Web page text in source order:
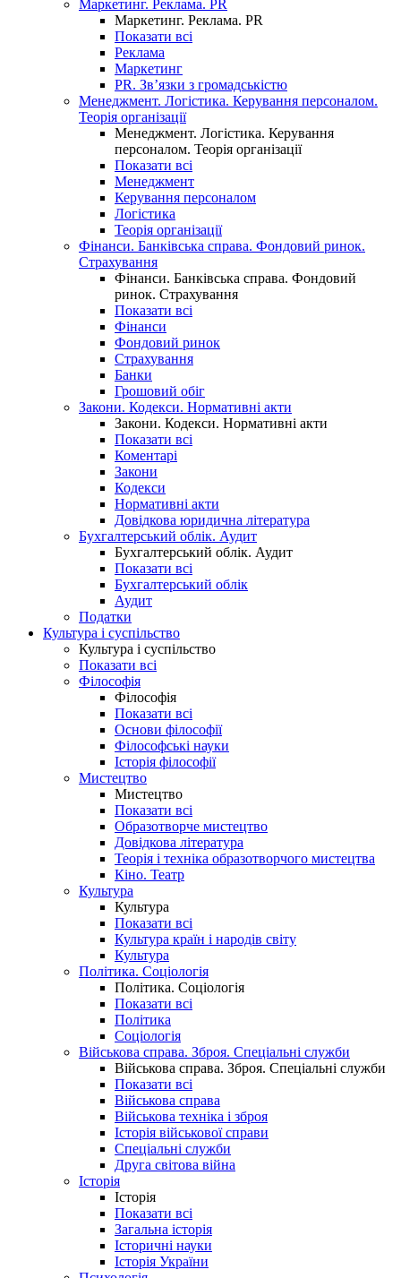
Маркетинг. Реклама. PR
Маркетинг. Реклама. PR
Показати всі
Реклама
Маркетинг
PR. Зв’язки з громадськістю
Менеджмент. Логістика. Керування персоналом.
Теорія організації
Менеджмент. Логістика. Керування
персоналом. Теорія організації
Показати всі
Менеджмент
Керування персоналом
Логістика
Теорія організації
Фінанси. Банківська справа. Фондовий ринок.
Страхування
Фінанси. Банківська справа. Фондовий
ринок. Страхування
Показати всі
Фінанси
Фондовий ринок
Страхування
Банки
Грошовий обіг
Закони. Кодекси. Нормативні акти
Закони. Кодекси. Нормативні акти
Показати всі
Коментарі
Закони
Кодекси
Нормативні акти
Довідкова юридична література
Бухгалтерський облік. Аудит
Бухгалтерський облік. Аудит
Показати всі
Бухгалтерський облік
Аудит
Податки
Культура і суспільство
Культура і суспільство
Показати всі
Філософія
Філософія
Показати всі
Основи філософії
Філософські науки
Історія філософії
Мистецтво
Мистецтво
Показати всі
Образотворче мистецтво
Довідкова література
Теорія і техніка образотворчого мистецтва
Кіно. Театр
Культура
Культура
Показати всі
Культура країн і народів світу
Культура
Політика. Соціологія
Політика. Соціологія
Показати всі
Політика
Соціологія
Військова справа. Зброя. Спеціальні служби
Військова справа. Зброя. Спеціальні служби
Показати всі
Військова справа
Військова техніка і зброя
Історія військової справи
Спеціальні служби
Друга світова війна
Історія
Історія
Показати всі
Загальна історія
Історичні науки
Історія України